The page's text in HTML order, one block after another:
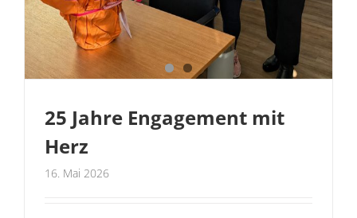
25 Jahre Engagement mit
Herz
16. Mai 2026